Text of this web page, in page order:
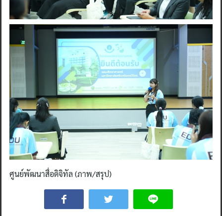
ศูนย์พัฒนาสื่อดิจิทัล (ภาพ/สรุป)